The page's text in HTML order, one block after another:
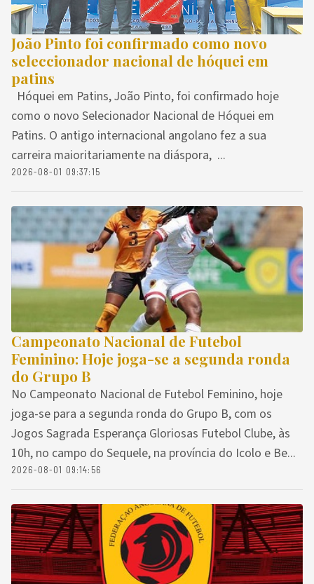
João Pinto foi confirmado como novo
seleccionador nacional de hóquei em
patins
Hóquei em Patins, João Pinto, foi confirmado hoje
como o novo Selecionador Nacional de Hóquei em
Patins. O antigo internacional angolano fez a sua
carreira maioritariamente na diáspora, ...
2026-08-01 09:37:15
Campeonato Nacional de Futebol
Feminino: Hoje joga-se a segunda ronda
do Grupo B
No Campeonato Nacional de Futebol Feminino, hoje
joga-se para a segunda ronda do Grupo B, com os
Jogos Sagrada Esperança Gloriosas Futebol Clube, às
10h, no campo do Sequele, na província do Icolo e Be...
2026-08-01 09:14:56